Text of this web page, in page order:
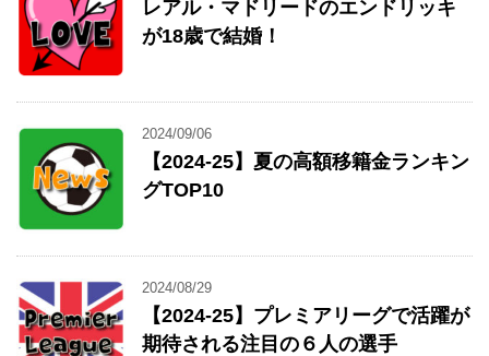
レアル・マドリードのエンドリッキ
が18歳で結婚！
2024/09/06
【2024-25】夏の高額移籍金ランキン
グTOP10
2024/08/29
【2024-25】プレミアリーグで活躍が
期待される注目の６人の選手